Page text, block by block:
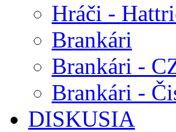
Hráči -
Brankári
Brankári -
Brankári -
DISKUSIA